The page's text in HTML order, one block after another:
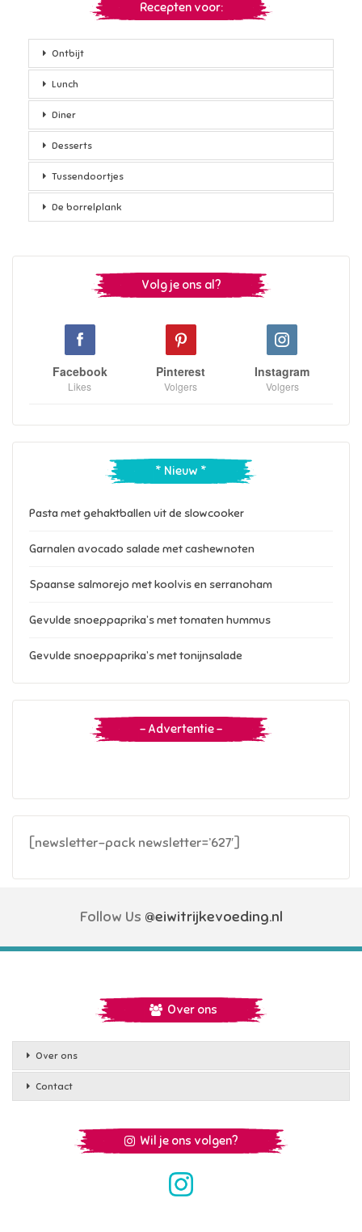
Recepten voor:
Ontbijt
Lunch
Diner
Desserts
Tussendoortjes
De borrelplank
Volg je ons al?
Facebook
Likes
Pinterest
Volgers
Instagram
Volgers
* Nieuw *
Pasta met gehaktballen uit de slowcooker
Garnalen avocado salade met cashewnoten
Spaanse salmorejo met koolvis en serranoham
Gevulde snoeppaprika’s met tomaten hummus
Gevulde snoeppaprika’s met tonijnsalade
– Advertentie –
[newsletter-pack newsletter=’627′]
Follow Us @eiwitrijkevoeding.nl
Over ons
Over ons
Contact
Wil je ons volgen?